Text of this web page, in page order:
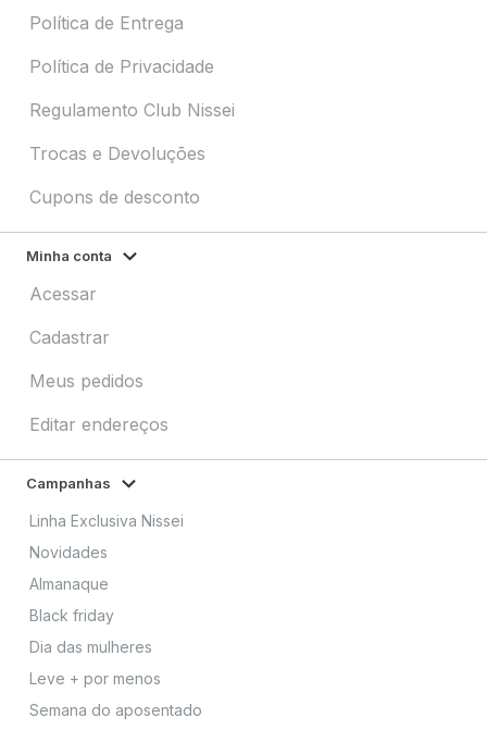
Política de Entrega
Política de Privacidade
Regulamento Club Nissei
Trocas e Devoluções
Cupons de desconto
Minha conta
Acessar
Cadastrar
Meus pedidos
Editar endereços
Campanhas
Linha Exclusiva Nissei
Novidades
Almanaque
Black friday
Dia das mulheres
Leve + por menos
Semana do aposentado